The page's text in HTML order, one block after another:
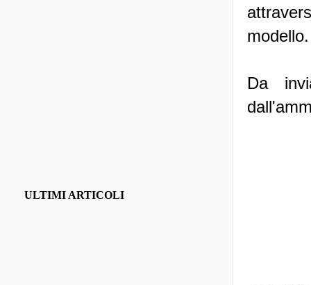
modello.
Da
ULTIMI ARTICOLI